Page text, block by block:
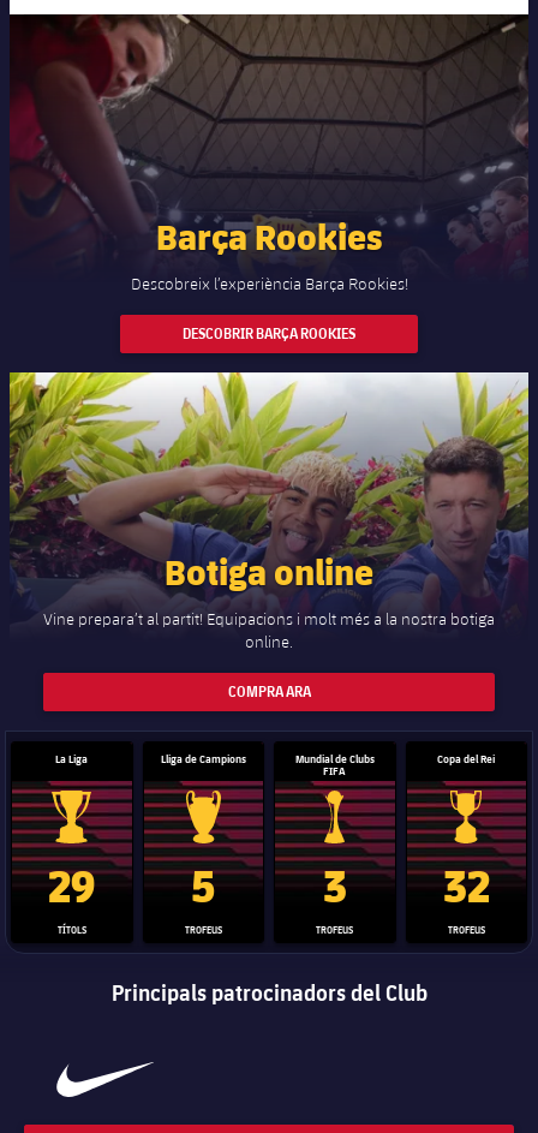
Barça Rookies
Descobreix l’experiència Barça Rookies!
DESCOBRIR BARÇA ROOKIES
Botiga online
Vine prepara’t al partit! Equipacions i molt més a la nostra botiga
online.
COMPRA ARA
La Liga
Trofeu de la Liga
29
TÍTOLS
Lliga de Campions
Trofeu de la Lliga de Campions
5
TROFEUS
Mundial de Clubs
FIFA
Trofeu del Mundial de Clubs
3
TROFEUS
Copa del Rei
Copa del
32
TROFEUS
Principals patrocinadors del Club